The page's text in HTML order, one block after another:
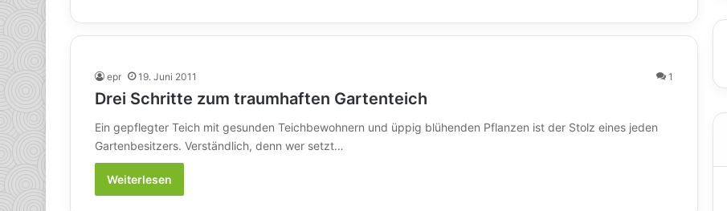
epr 19. Juni 2011 1
Drei Schritte zum traumhaften Gartenteich
Ein gepflegter Teich mit gesunden Teichbewohnern und üppig blühenden Pflanzen ist der Stolz eines jeden
Gartenbesitzers. Verständlich, denn wer setzt…
Weiterlesen